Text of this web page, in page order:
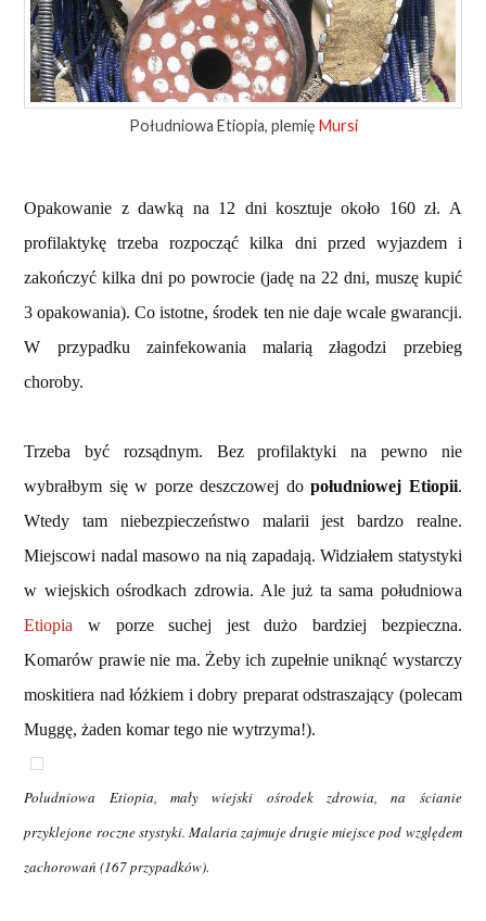
Południowa Etiopia, plemię Mursi
Opakowanie z dawką na 12 dni kosztuje około 160 zł. A
profilaktykę trzeba rozpocząć kilka dni przed wyjazdem i
zakończyć kilka dni po powrocie (jadę na 22 dni, muszę kupić
3 opakowania). Co istotne, środek ten nie daje wcale gwarancji.
W przypadku zainfekowania malarią złagodzi przebieg
choroby.
Trzeba być rozsądnym. Bez profilaktyki na pewno nie
wybrałbym się w porze deszczowej dopołudniowej Etiopii.
Wtedy tam niebezpieczeństwo malarii jest bardzo realne.
Miejscowi nadal masowo na nią zapadają. Widziałem statystyki
w wiejskich ośrodkach zdrowia. Ale już ta sama południowa
Etiopia w porze suchej jest dużo bardziej bezpieczna.
Komarów prawie nie ma. Żeby ich zupełnie uniknąć wystarczy
moskitiera nad łóżkiem i dobry preparat odstraszający (polecam
Muggę, żaden komar tego nie wytrzyma!).
Poludniowa Etiopia, mały wiejski ośrodek zdrowia, na ścianie
przyklejone roczne stystyki. Malaria zajmuje drugie miejsce pod względem
zachorowań (167 przypadków).